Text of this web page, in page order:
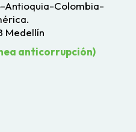
Antioquia-Colombia-
Medellín
anticorrupción)